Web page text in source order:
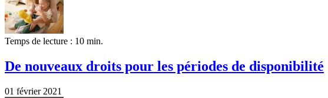
Temps de lecture : 10 min.
De nouveaux droits pour les périodes de disponibilité
01 février 2021